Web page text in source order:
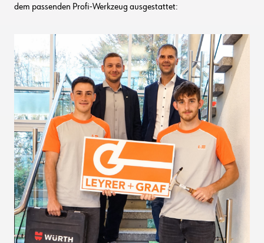
dem passenden Profi-Werkzeug ausgestattet: